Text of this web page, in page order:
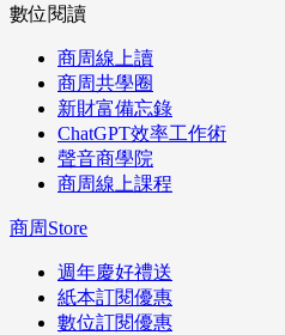
數位閱讀
商周線上讀
商周共學圈
新財富備忘錄
ChatGPT效率工作術
聲音商學院
商周線上課程
商周Store
週年慶好禮送
紙本訂閱優惠
數位訂閱優惠